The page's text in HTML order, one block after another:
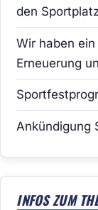
den
Wir haben
Erneuerung
Ankündigung
INFOS ZUM